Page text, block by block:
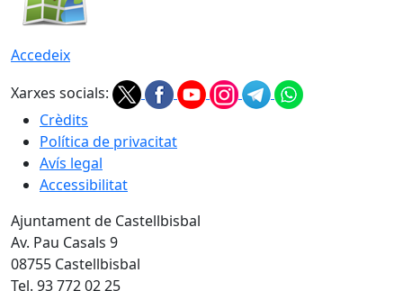
Accedeix
Xarxes socials:
Crèdits
Política de privacitat
Avís legal
Accessibilitat
Ajuntament de Castellbisbal
Av. Pau Casals 9
08755 Castellbisbal
Tel. 93 772 02 25